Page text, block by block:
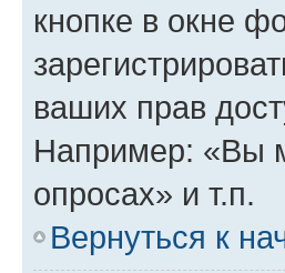
кнопке в окне
ваших прав
Например: «Вы
опросах» и т.п.
Вернуться к